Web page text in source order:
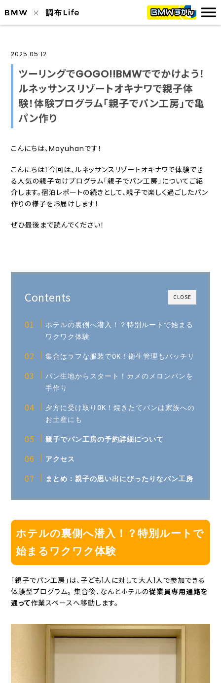
2025.05.12
ツーリングでGOGO!!BMWででかけよう！
ルネッサンスリゾートオキナワで親子体
験！体験プログラム「親子でパン工房」で亀
パン作り
こんにちは、Mayuhanです！
こんにちは！今回は、ルネッサンスリゾートオキナワで体験でき
る人気の親子向けプログラム「親子でパン工房」についてご紹
介します。宿泊レポートの続きとして、親子で楽しく過ごしたパン
作りの様子をお届けします！
ぜひ最後まで読んでください！
CLOSE
Contents
ホテルの裏側へ潜入！？特別ルートで始まる
ワクワク体験
集合はラフな服装でOK！衛生管理もバッチリ
パン生地からスタート！カメのメロンパンを
手作り
夕方に受け取りOK！焼きたてパンは家族への
お土産にも
親子でパン工房の予約詳細について
アクセス
まとめ：親子の思い出にぴったりなパン工房
ホテルの裏側へ潜入！？特別ルートで
始まるワクワク体験
「親子でパン工房」は、子ども1人に対して大人1人で参加できる
体験型プログラム。 集合後、なんとホテルの従業員専用通路を
通って作業スペースへ移動します。